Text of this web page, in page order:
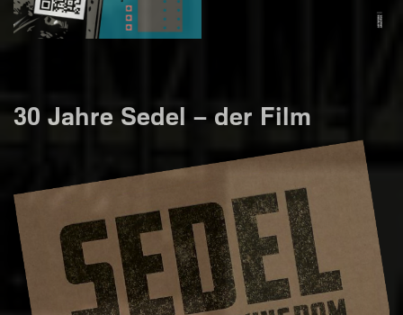
30 Jahre Sedel – der Film